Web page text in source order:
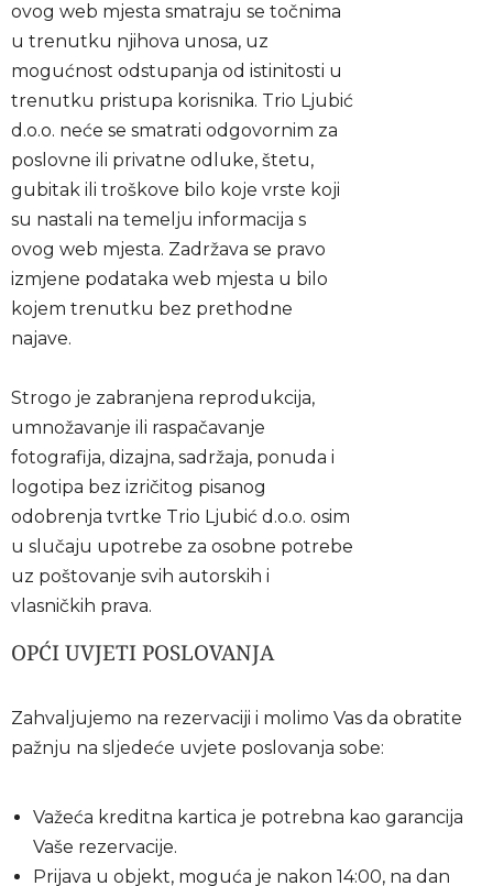
ovog web mjesta smatraju se točnima
u trenutku njihova unosa, uz
mogućnost odstupanja od istinitosti u
trenutku pristupa korisnika. Trio Ljubić
d.o.o. neće se smatrati odgovornim za
poslovne ili privatne odluke, štetu,
gubitak ili troškove bilo koje vrste koji
su nastali na temelju informacija s
ovog web mjesta. Zadržava se pravo
izmjene podataka web mjesta u bilo
kojem trenutku bez prethodne
najave.
Strogo je zabranjena reprodukcija,
umnožavanje ili raspačavanje
fotografija, dizajna, sadržaja, ponuda i
logotipa bez izričitog pisanog
odobrenja tvrtke Trio Ljubić d.o.o. osim
u slučaju upotrebe za osobne potrebe
uz poštovanje svih autorskih i
vlasničkih prava.
OPĆI UVJETI POSLOVANJA
Zahvaljujemo na rezervaciji i molimo Vas da obratite
pažnju na sljedeće uvjete poslovanja sobe:
Važeća kreditna kartica je potrebna kao garancija
Vaše rezervacije.
Prijava u objekt, moguća je nakon 14:00, na dan